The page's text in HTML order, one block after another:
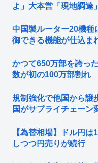
よ」大本営「現地調達
中国製ルーター20機
御できる機能が仕込ま
かつて650万部を誇っ
数が初の100万部割れ
規制強化で他国から譲
国がサプライチェー
【為替相場】ドル円
しつつ円売りが続行